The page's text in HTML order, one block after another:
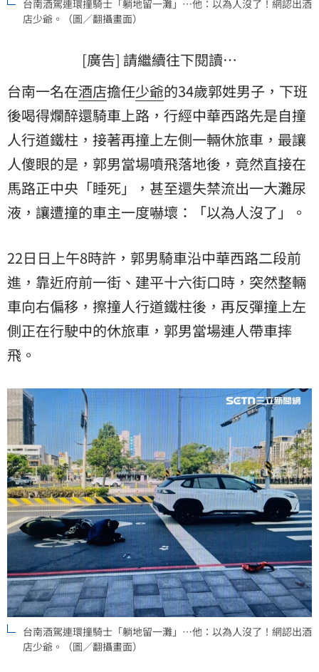
台南酒駕連環撞騎士「躺地留一灘」…他：以為人沒了！網認出酒
店少爺。（圖／翻攝畫面）
[廣告] 請繼續往下閱讀…
台南一名在酒店擔任少爺的34歲郭姓男子，下班
後喝得爛醉還騎車上路，行經中華西路先是自撞
人行道鐵柱，接著再撞上左側一輛休旅車，最讓
人傻眼的是，郭男當場噴飛落地後，竟然直接在
馬路正中央「睡死」，甚至還失禁流出一大灘尿
液 ，讓遭撞的車主一度嚇壞：「以為人沒了」。
22日日上午8時許，郭男騎車沿中華西路二段前
進，靠近府前一街、建平十六街口時，突然整輛
車向右偏移，擦撞人行道鐵柱後，再反彈撞上左
側正在行駛中的休旅車，郭男當場連人帶車摔
飛。
台南酒駕連環撞騎士「躺地留一灘」…他：以為人沒了！網認出酒
店少爺。（圖／翻攝畫面）